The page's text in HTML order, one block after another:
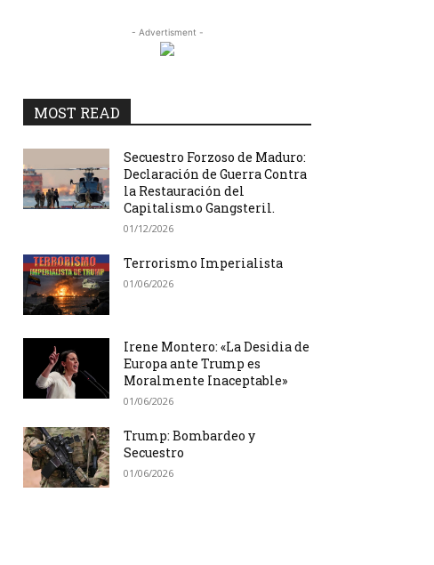
- Advertisment -
MOST READ
Secuestro Forzoso de Maduro:
Declaración de Guerra Contra
la Restauración del
Capitalismo Gangsteril.
01/12/2026
Terrorismo Imperialista
01/06/2026
Irene Montero: «La Desidia de
Europa ante Trump es
Moralmente Inaceptable»
01/06/2026
Trump: Bombardeo y
Secuestro
01/06/2026